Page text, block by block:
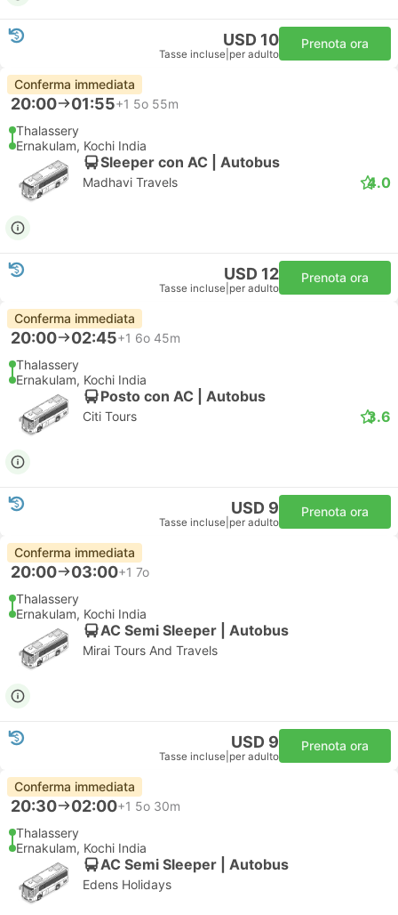
USD 10
Tasse incluse per adulto
Prenota ora
Conferma immediata
20:00 01:55+1 5o 55m
Thalassery
Ernakulam, Kochi India
Sleeper con AC | Autobus
Madhavi Travels 4.0
USD 12
Tasse incluse per adulto
Prenota ora
Conferma immediata
20:00 02:45+1 6o 45m
Thalassery
Ernakulam, Kochi India
Posto con AC | Autobus
Citi Tours 3.6
USD 9
Tasse incluse per adulto
Prenota ora
Conferma immediata
20:00 03:00+1 7o
Thalassery
Ernakulam, Kochi India
AC Semi Sleeper | Autobus
Mirai Tours And Travels
USD 9
Tasse incluse per adulto
Prenota ora
Conferma immediata
20:30 02:00+1 5o 30m
Thalassery
Ernakulam, Kochi India
AC Semi Sleeper | Autobus
Edens Holidays